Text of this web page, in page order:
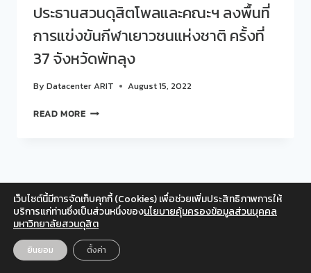
ประธานสวนดุสิตโพลและคณะฯ ลงพื้นที่
การแข่งขันกีฬาเยาวชนแห่งชาติ ครั้งที่
37 จังหวัดพัทลุง
ByDatacenter ARIT August 15, 2022
READ MOREประธาน
และ
คณะฯ
ลงพื้น
ที่
การ
แข่งขัน
กีฬา
Facebook Twitter Instagram
YouTube
สำหรับเจ้าหน้าที่
© 2026 สวนดุสิตโพล มหาวิทยาลัยสวนดุสิต
เว็บไซต์นี้มีการจัดเก็บคุกกี้ (Cookies) เพื่อช่วยเพิ่มประสิทธิภาพการให้
บริการแก่ท่านซึ่งเป็นส่วนหนึ่งของนโยบายคุ้มครองข้อมูลส่วนบุคคล
มหาวิทยาลัยสวนดุสิต
ยินยอม ตั้งค่า